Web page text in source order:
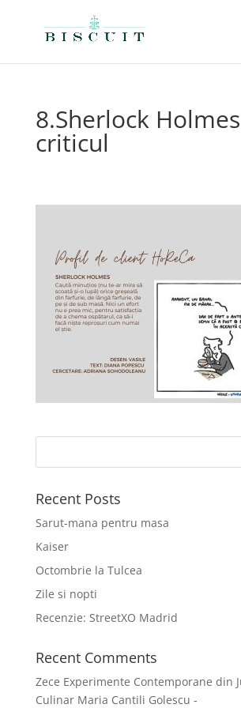
8.Sherlock Holmes
criticul
Recent Posts
Sarut-mana pentru masa
Kaiser
Octombrie la Tulcea
Zile si nopti
Recenzie: StreetXO Madrid
Recent Comments
Zece Experimente Contemporane din
Culinar Maria Cantili Golescu -